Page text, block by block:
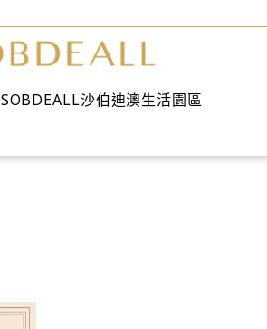
SOBDEALL沙伯迪澳生活園區